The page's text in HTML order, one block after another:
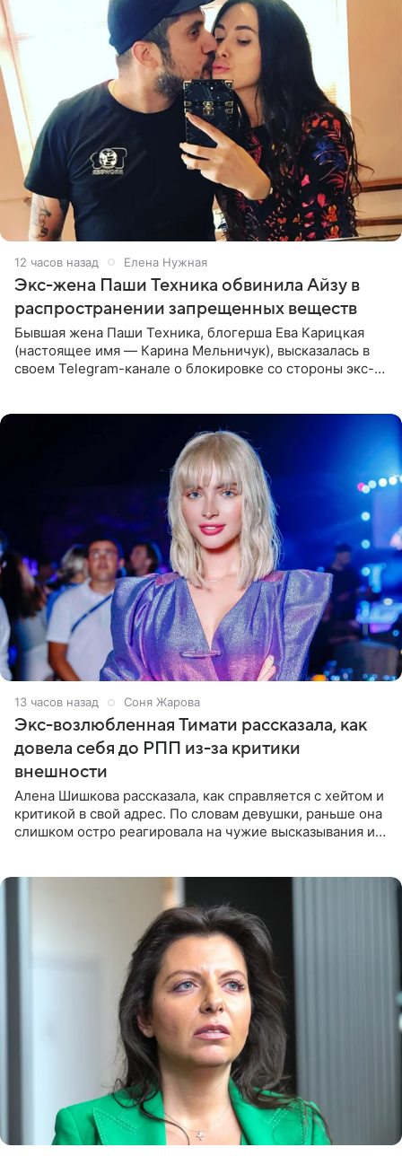
12 часов назад Елена Нужная
Экс-жена Паши Техника обвинила Айзу в
распространении запрещенных веществ
Бывшая жена Паши Техника, блогерша Ева Карицкая
(настоящее имя — Карина Мельничук), высказалась в
своем Telegram-канале о блокировке со стороны экс-
13 часов назад Соня Жарова
Экс-возлюбленная Тимати рассказала, как
довела себя до РПП из-за критики
внешности
Алена Шишкова рассказала, как справляется с хейтом и
критикой в свой адрес. По словам девушки, раньше она
слишком остро реагировала на чужие высказывания и